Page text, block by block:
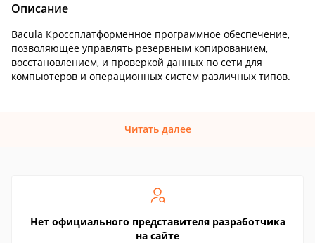
Описание
Bacula Кроссплатформенное программное обеспечение,
позволяющее управлять резервным копированием,
восстановлением, и проверкой данных по сети для
компьютеров и операционных систем различных типов.
Читать далее
Нет официального представителя разработчика
на сайте